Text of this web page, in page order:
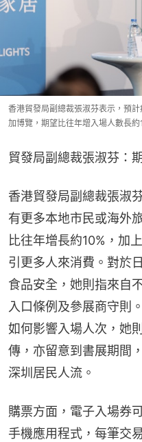
香港貿發局副總裁張淑芬表示，預
加博覽，期望比往年增入場人數長約
貿發局副總裁張淑芬：
香港貿發局副總裁張淑
有更多本地市民或海外
比往年增長約10%，加
引更多人來消費。對於
食品安全，她則指來自
入口條例及參展商守則
如何影響入場人次，她
傳，亦留意到書展期間
深圳居民人流。
購票方面，電子入場券
手機應用程式，每筆交